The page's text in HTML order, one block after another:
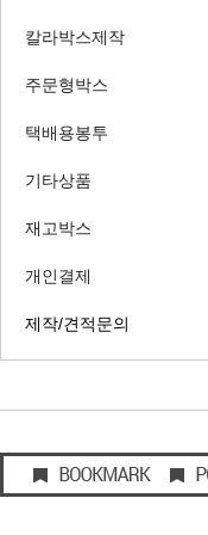
칼라박스제작
주문형박스
택배용봉투
기타상품
재고박스
개인결제
제작/견적문의